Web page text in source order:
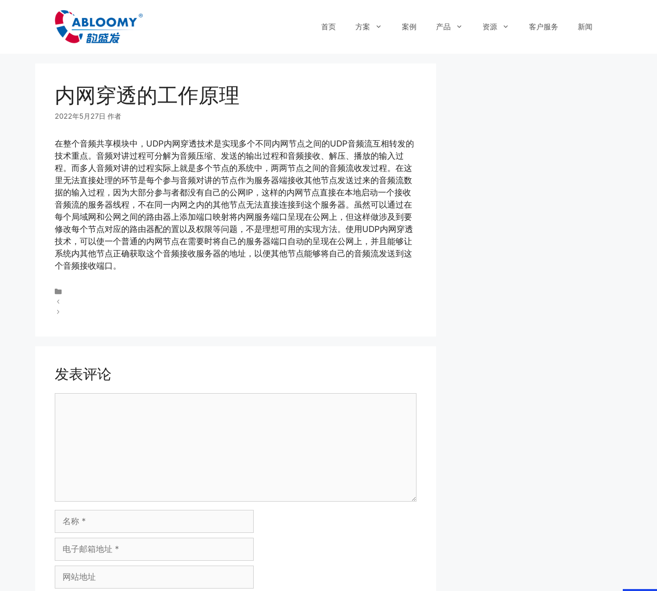
首页 方案 案例 产品 资源 客户服务 新闻
内网穿透的工作原理
2022年5月27日 作者
在整个音频共享模块中，UDP内网穿透技术是实现多个不同内网节点之间的UDP音频流互相转发的
技术重点。音频对讲过程可分解为音频压缩、发送的输出过程和音频接收、解压、播放的输入过
程。而多人音频对讲的过程实际上就是多个节点的系统中，两两节点之间的音频流收发过程。在这
里无法直接处理的环节是每个参与音频对讲的节点作为服务器端接收其他节点发送过来的音频流数
据的输入过程，因为大部分参与者都没有自己的公网IP，这样的内网节点直接在本地启动一个接收
音频流的服务器线程，不在同一内网之内的其他节点无法直接连接到这个服务器。虽然可以通过在
每个局域网和公网之间的路由器上添加端口映射将内网服务端口呈现在公网上，但这样做涉及到要
修改每个节点对应的路由器配的置以及权限等问题，不是理想可用的实现方法。使用UDP内网穿透
技术，可以使一个普通的内网节点在需要时将自己的服务器端口自动的呈现在公网上，并且能够让
系统内其他节点正确获取这个音频接收服务器的地址，以便其他节点能够将自己的音频流发送到这
个音频接收端口。
发表评论